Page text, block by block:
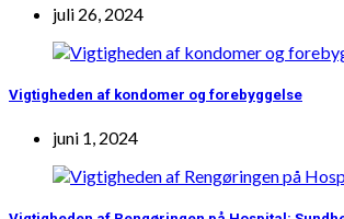
juli 26, 2024
Vigtigheden af kondomer og forebyggelse
juni 1, 2024